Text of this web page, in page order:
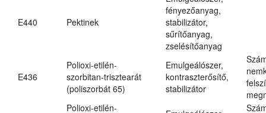
E440 Pektinek
fényezőanyag,
stabilizátor,
sűrítőanyag,
zselésítőanyag
E436
Polioxi-etilén-
szorbitan-trisztearát
(poliszorbát 65)
Emulgeálószer,
kontraszterősítő,
stabilizátor
Polioxi-etilén-